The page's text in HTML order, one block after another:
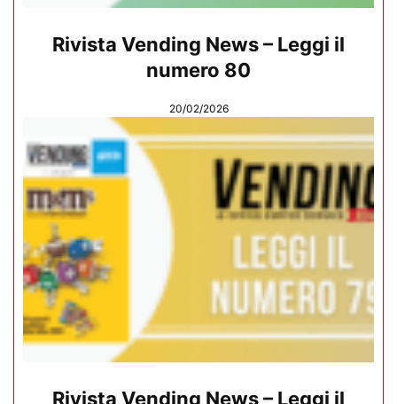
Rivista Vending News – Leggi il
numero 80
20/02/2026
Rivista Vending News – Leggi il